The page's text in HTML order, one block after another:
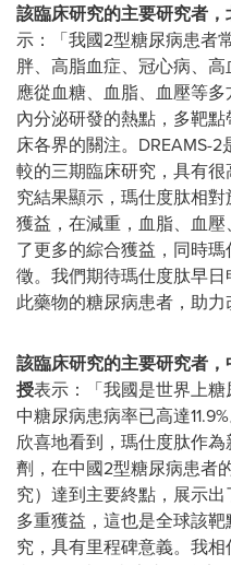
該臨床研究的主要研究者
示：「我國2型糖尿病患者
胖、高脂血症、冠心病、
應從血糖、血脂、血壓等多
內分泌研發的熱點，多靶
床各界的關注。DREAMS-
較的三期臨床研究，具有
究結果顯示，瑪仕度肽相
獲益，在減重，血脂、血
了更多的綜合獲益，同時
徵。我們期待瑪仕度肽早
此藥物的糖尿病患者，助力
該臨床研究的主要研究者
授表示：「我國是世界上
中糖尿病患病率已高達
欣喜地看到，瑪仕度肽作為
劑，在中國2型糖尿病患者
究）達到主要終點，展示
多重獲益，這也是全球該
究，具有里程碑意義。我